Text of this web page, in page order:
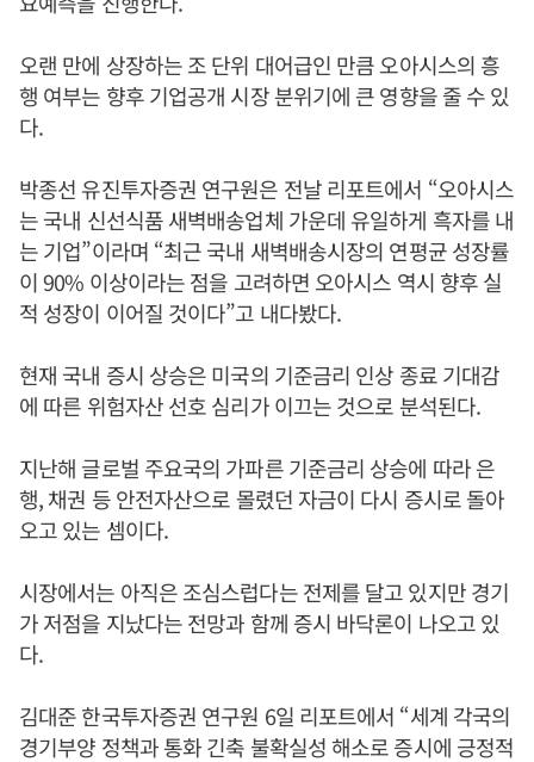
오랜 만에 상장하는 조 단위 대어급인 만큼 오아시스의 흥
행 여부는 향후 기업공개 시장 분위기에 큰 영향을 줄 수 있
다.
박종선 유진투자증권 연구원은 전날 리포트에서 “오아시스
는 국내 신선식품 새벽배송업체 가운데 유일하게 흑자를 내
는 기업”이라며 “최근 국내 새벽배송시장의 연평균 성장률
이 90% 이상이라는 점을 고려하면 오아시스 역시 향후 실
적 성장이 이어질 것이다”고 내다봤다.
현재 국내 증시 상승은 미국의 기준금리 인상 종료 기대감
에 따른 위험자산 선호 심리가 이끄는 것으로 분석된다.
지난해 글로벌 주요국의 가파른 기준금리 상승에 따라 은
행, 채권 등 안전자산으로 몰렸던 자금이 다시 증시로 돌아
오고 있는 셈이다.
시장에서는 아직은 조심스럽다는 전제를 달고 있지만 경기
가 저점을 지났다는 전망과 함께 증시 바닥론이 나오고 있
다.
김대준 한국투자증권 연구원 6일 리포트에서 “세계 각국의
경기부양 정책과 통화 긴축 불확실성 해소로 증시에 긍정적